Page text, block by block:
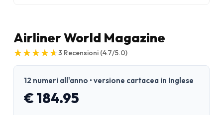
Airliner World Magazine
★
★★
★★
★★
★★
★3 Recensioni (4.7/5.0)
12 numeri all'anno • versione cartacea in Inglese
€ 184.95